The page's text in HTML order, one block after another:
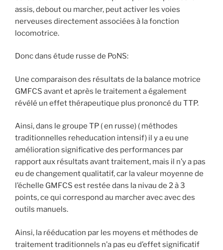
assis, debout ou marcher, peut activer les voies
nerveuses directement associées à la fonction
locomotrice.
Donc dans étude russe de PoNS:
Une comparaison des résultats de la balance motrice
GMFCS avant et après le traitement a également
révélé un effet thérapeutique plus prononcé du TTP.
Ainsi, dans le groupe TP ( en russe) ( méthodes
traditionnelles reheducation intensif) il y a eu une
amélioration significative des performances par
rapport aux résultats avant traitement, mais il n’y a pas
eu de changement qualitatif, car la valeur moyenne de
l’échelle GMFCS est restée dans la nivau de 2 à 3
points, ce qui correspond au marcher avec avec des
outils manuels.
Ainsi, la rééducation par les moyens et méthodes de
traitement traditionnels n’a pas eu d’effet significatif